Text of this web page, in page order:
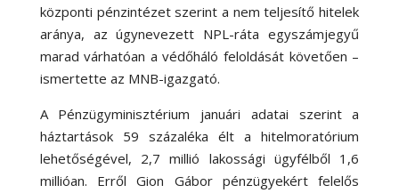
központi pénzintézet szerint a nem teljesítő hitelek
aránya, az úgynevezett NPL-ráta egyszámjegyű
marad várhatóan a védőháló feloldását követően –
ismertette az MNB-igazgató.
A Pénzügyminisztérium januári adatai szerint a
háztartások 59 százaléka élt a hitelmoratórium
lehetőségével, 2,7 millió lakossági ügyfélből 1,6
millióan. Erről Gion Gábor pénzügyekért felelős